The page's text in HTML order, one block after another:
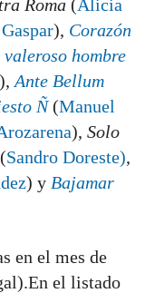
Roma (Alicia
), Corazón
valeroso hombre
), Ante Bellum
Ñ(Manuel
), Solo
(Sandro Doreste),
) y Bajamar
en el mes de
el listado